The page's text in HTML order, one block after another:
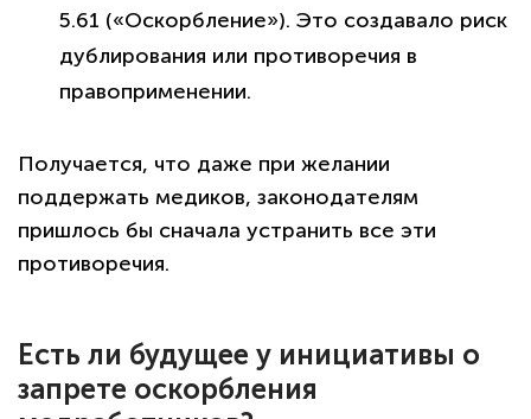
5.61 («Оскорбление»). Это создавало риск
дублирования или противоречия в
правоприменении.
Получается, что даже при желании
поддержать медиков, законодателям
пришлось бы сначала устранить все эти
противоречия.
Есть ли будущее у инициативы о
запрете оскорбления